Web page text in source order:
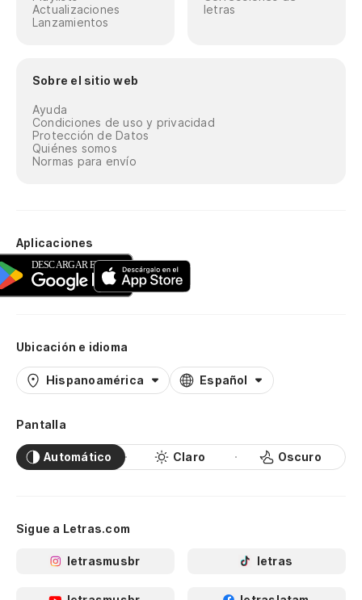
Actualizaciones
Lanzamientos
letras
Sobre el sitio web
Ayuda
Condiciones de uso y privacidad
Protección de Datos
Quiénes somos
Normas para envío
Aplicaciones
Ubicación e idioma
Hispanoamérica Español
Pantalla
Automático Claro Oscuro
Sigue a Letras.com
letrasmusbr letras